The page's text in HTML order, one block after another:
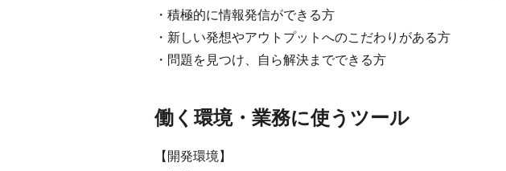
・積極的に情報発信ができる方
・新しい発想やアウトプットへのこだわりがある方
・問題を見つけ、自ら解決までできる方
働く環境・業務に使うツール
【開発環境】